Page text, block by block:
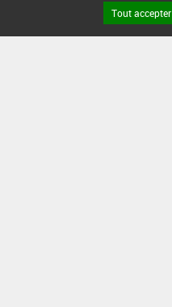
COMMENTAIRE :
Grandes cultures
Tout accepter